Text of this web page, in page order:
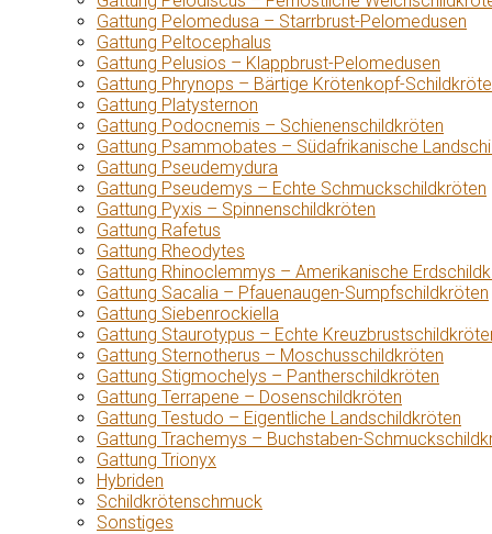
Gattung Pelomedusa – Starrbrust-Pelomedusen
Gattung Peltocephalus
Gattung Pelusios – Klappbrust-Pelomedusen
Gattung Phrynops – Bärtige Krötenkopf-
Gattung Platysternon
Gattung Podocnemis – Schienenschildkröten
Gattung Psammobates – Südafrikanische
Gattung Pseudemydura
Gattung Pseudemys – Echte Schmuckschildkröten
Gattung Pyxis – Spinnenschildkröten
Gattung Rafetus
Gattung Rheodytes
Gattung Rhinoclemmys – Amerikanische
Gattung Sacalia – Pfauenaugen-Sumpfschildkröten
Gattung Siebenrockiella
Gattung Staurotypus – Echte
Gattung Sternotherus – Moschusschildkröten
Gattung Stigmochelys – Pantherschildkröten
Gattung Terrapene – Dosenschildkröten
Gattung Testudo – Eigentliche Landschildkröten
Gattung Trachemys – Buchstaben-
Gattung Trionyx
Hybriden
Schildkrötenschmuck
Sonstiges